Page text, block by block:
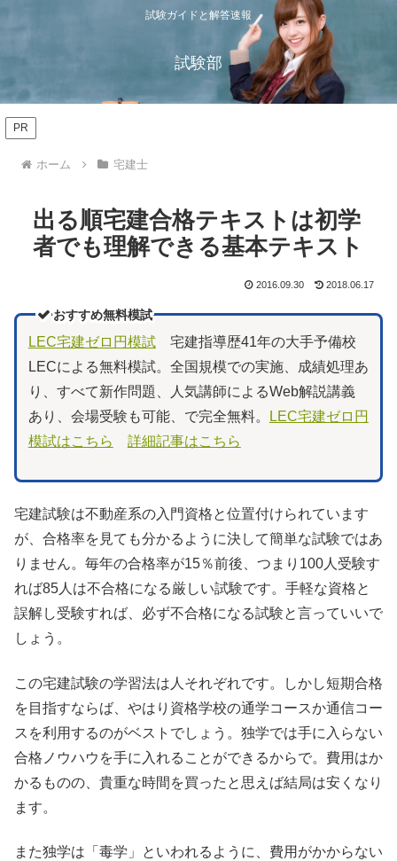
試験ガイドと解答速報
試験部
PR
ホーム 宅建士
出る順宅建合格テキストは初学
者でも理解できる基本テキスト
2016.09.30 2018.06.17
おすすめ無料模試
LEC宅建ゼロ円模試宅建指導歴41年の大手予備校
LECによる無料模試。全国規模での実施、成績処理あ
り、すべて新作問題、人気講師によるWeb解説講義
あり、会場受験も可能、で完全無料。
LEC宅建ゼロ円
模試はこちら
詳細記事はこちら
宅建試験は不動産系の入門資格と位置付けられています
が、合格率を見ても分かるように決して簡単な試験ではあ
りません。毎年の合格率が15％前後、つまり100人受験す
れば85人は不合格になる厳しい試験です。手軽な資格と
誤解し受験すれば、必ず不合格になる試験と言っていいで
しょう。
この宅建試験の学習法は人それぞれです。しかし短期合格
を目指すならば、やはり資格学校の通学コースか通信コー
スを利用するのがベストでしょう。独学では手に入らない
合格ノウハウを手に入れることができるからで。費用はか
かるものの、貴重な時間を買ったと思えば結局は安くなり
ます。
また独学は「毒学」といわれるように、費用がかからない